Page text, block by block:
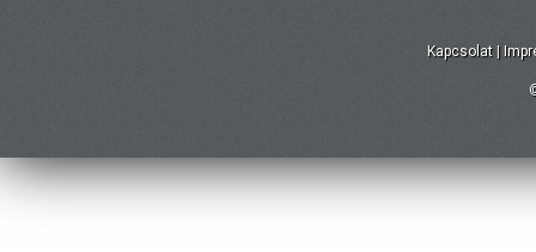
Kapcsolat |